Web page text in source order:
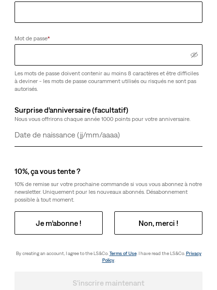
Mot de passe*
Les mots de passe doivent contenir au moins 8 caractères et être difficiles
à deviner - les mots de passe couramment utilisés ou risqués ne sont pas
autorisés.
Surprise d’anniversaire (facultatif)
Nous vous offrirons chaque année 1000 points pour votre anniversaire.
Jour
Mois
Année
10%, ça vous tente ?
10% de remise sur votre prochaine commande si vous vous abonnez à notre
newsletter. Uniquement pour les nouveaux abonnés. Désabonnement
possible à tout moment.
Je m’abonne ! Non, merci !
By creating an account, I agree to the LS&Co. Terms of Use. I have read the LS&Co. Privacy
Policy.
S'inscrire maintenant